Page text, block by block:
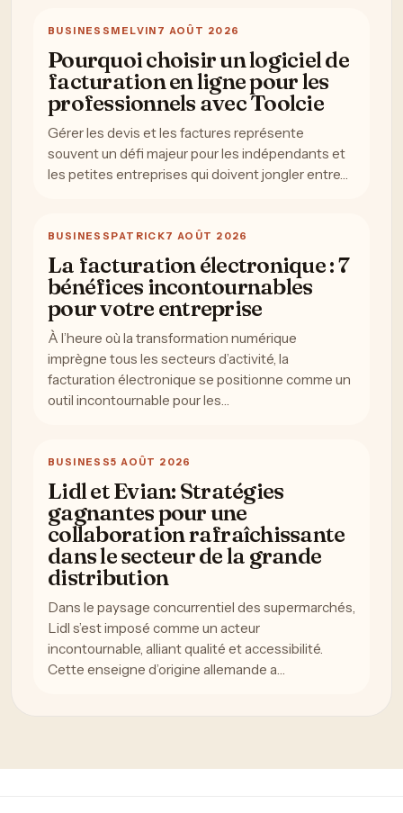
BUSINESS MELVIN 7 AOÛT 2026
Pourquoi choisir un logiciel de
facturation en ligne pour les
professionnels avec Toolcie
Gérer les devis et les factures représente
souvent un défi majeur pour les indépendants et
les petites entreprises qui doivent jongler entre…
BUSINESS PATRICK7 AOÛT 2026
La facturation électronique : 7
bénéfices incontournables
pour votre entreprise
À l’heure où la transformation numérique
imprègne tous les secteurs d’activité, la
facturation électronique se positionne comme un
outil incontournable pour les…
BUSINESS5 AOÛT 2026
Lidl et Evian: Stratégies
gagnantes pour une
collaboration rafraîchissante
dans le secteur de la grande
distribution
Dans le paysage concurrentiel des supermarchés,
Lidl s’est imposé comme un acteur
incontournable, alliant qualité et accessibilité.
Cette enseigne d’origine allemande a…